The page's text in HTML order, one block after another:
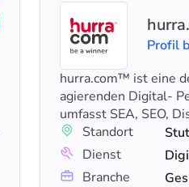
Profil
hurra.com™ ist eine
agierenden Digital-
umfasst SEA, SEO,
Standort
Dienst
Branche